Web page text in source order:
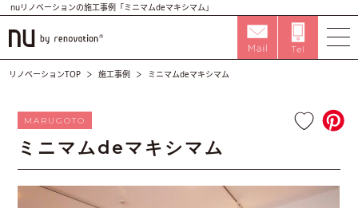
nuリノベーションの施工事例「ミニマムdeマキシマム」
リノベーションTOP 施工事例 ミニマムdeマキシマム
MARUGOTO
ミニマムdeマキシマム